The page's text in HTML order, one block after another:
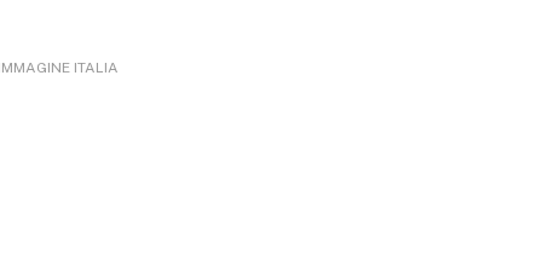
ITALIA